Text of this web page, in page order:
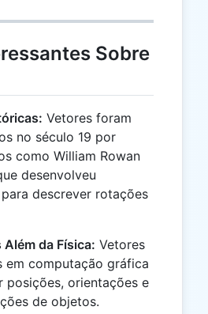
Sobre
Vetores foram
no século 19 por
como William Rowan
desenvolveu
descrever rotações
da Física: Vetores
em computação gráfica
posições, orientações e
de objetos.